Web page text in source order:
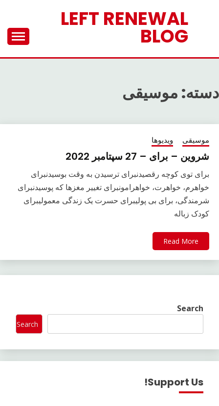
LEFT RENEWAL
BLOG
دسته: موسیقی
موسیقی ویدیوها
شروین – برای – 27 سپتامبر 2022
برای توی کوچه رقصیدنبرای ترسیدن به وقت بوسیدنبرای
خواهرم، خواهرت، خواهرامونبرای تغییر مغزها که پوسیدنبرای
شرمندگی، برای بی پولیبرای حسرت یک زندگی معمولیبرای
کودک زباله
Read More
Search
Search
Support Us!